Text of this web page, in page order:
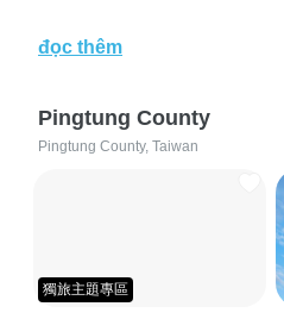
đọc thêm
Pingtung County
Pingtung County, Taiwan
獨旅主題專區